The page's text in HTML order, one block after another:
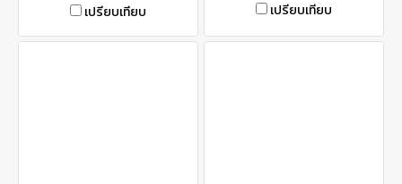
เปรียบเทียบ
เปรียบเทียบ